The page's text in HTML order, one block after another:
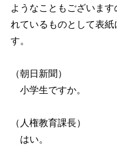
ようなこともございま
れているものとして表紙
す。
（朝日新聞）
小学生ですか。
（人権教育課長）
はい。